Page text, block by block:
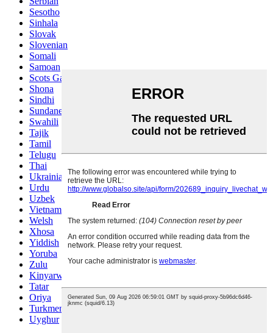
Sesotho
Sinhala
Slovak
Slovenian
Somali
Samoan
Scots Gaelic
Shona
Sindhi
Sundanese
Swahili
Tajik
Tamil
Telugu
Thai
Ukrainian
Urdu
Uzbek
Vietnamese
Welsh
Xhosa
Yiddish
Yoruba
Zulu
Kinyarwanda
Tatar
Oriya
Turkmen
Uyghur